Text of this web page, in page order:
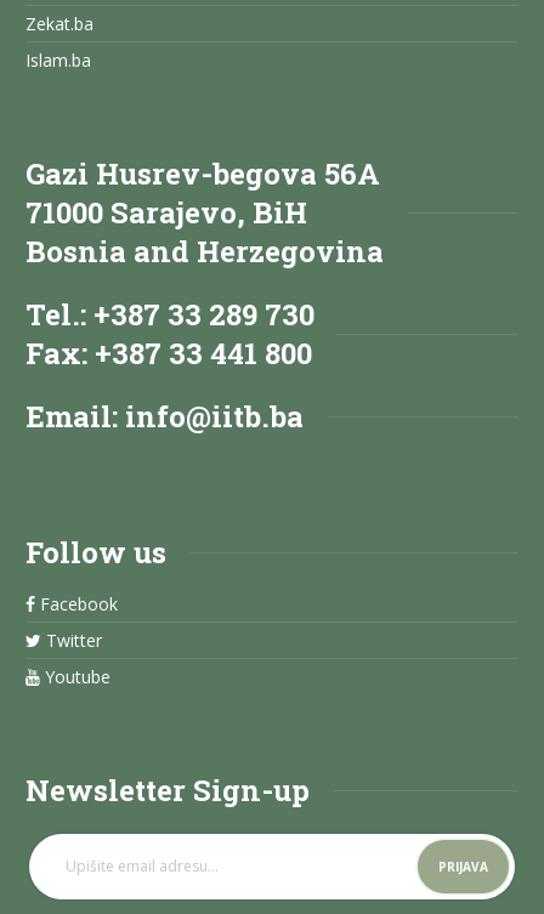
Zekat.ba
Islam.ba
Gazi Husrev-begova 56A
71000 Sarajevo, BiH
Bosnia and Herzegovina
Tel.: +387 33 289 730
Fax: +387 33 441 800
Email: info@iitb.ba
Follow us
Facebook
Twitter
Youtube
Newsletter Sign-up